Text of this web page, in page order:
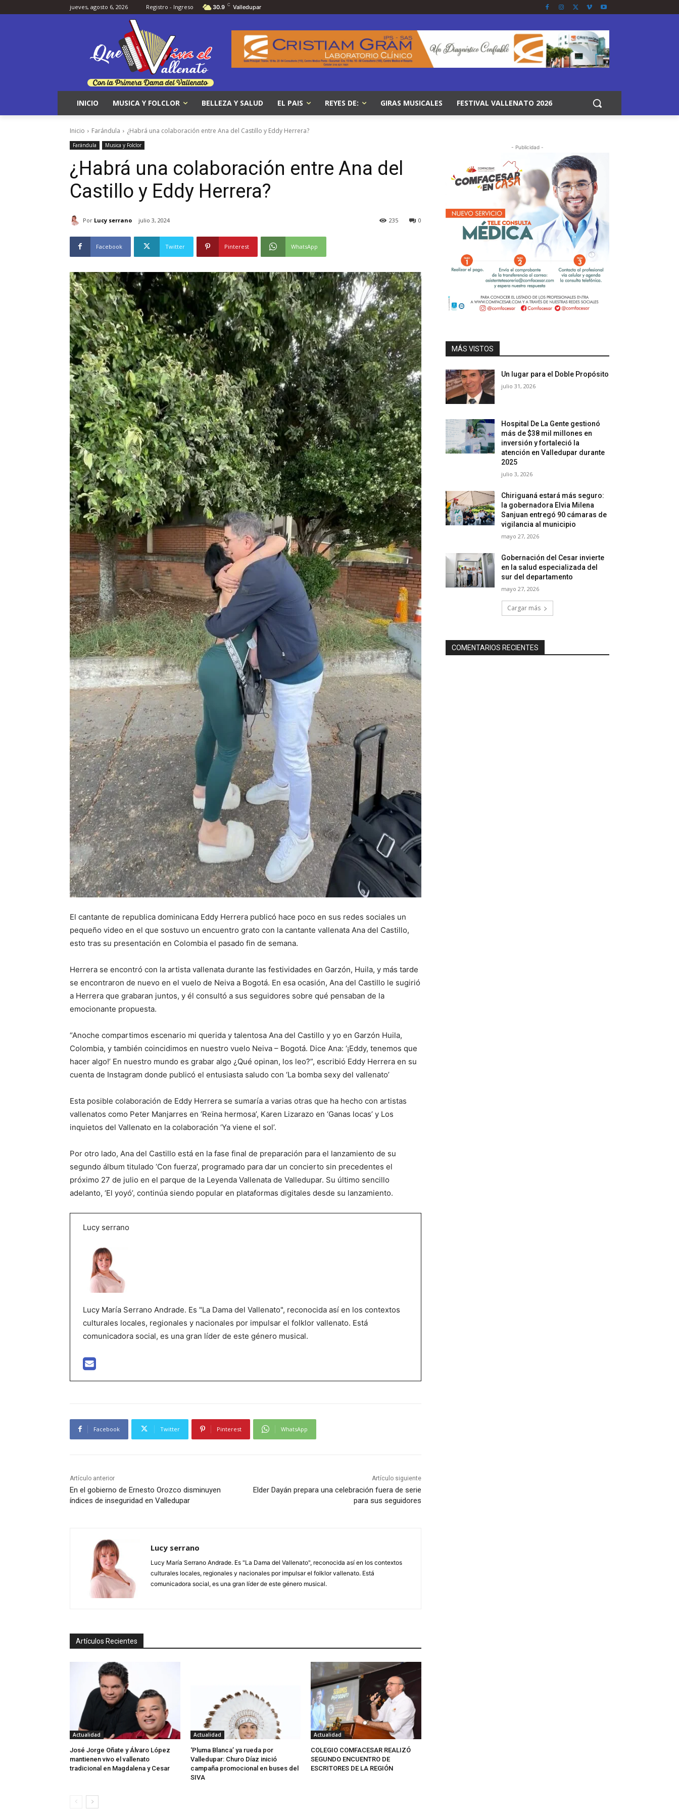
jueves, agosto 6, 2026 Registro - Ingreso 30.9 C Valledupar
INICIO MUSICA Y FOLCLOR BELLEZA Y SALUD EL PAIS REYES DE: GIRAS MUSICALES FESTIVAL VALLENATO 2026
Inicio Farándula ¿Habrá una colaboración entre Ana del Castillo y Eddy Herrera?
Farándula Musica y Folclor
¿Habrá una colaboración entre Ana del
Castillo y Eddy Herrera?
Por Lucy serrano julio 3, 2024 0
235
Facebook Twitter Pinterest WhatsApp
El cantante de republica dominicana Eddy Herrera publicó hace poco en sus redes sociales un
pequeño video en el que sostuvo un encuentro grato con la cantante vallenata Ana del Castillo,
esto tras su presentación en Colombia el pasado fin de semana.
Herrera se encontró con la artista vallenata durante las festividades en Garzón, Huila, y más tarde
se encontraron de nuevo en el vuelo de Neiva a Bogotá. En esa ocasión, Ana del Castillo le sugirió
a Herrera que grabaran juntos, y él consultó a sus seguidores sobre qué pensaban de la
emocionante propuesta.
“Anoche compartimos escenario mi querida y talentosa Ana del Castillo y yo en Garzón Huila,
Colombia, y también coincidimos en nuestro vuelo Neiva – Bogotá. Dice Ana: ‘¡Eddy, tenemos que
hacer algo!’ En nuestro mundo es grabar algo ¿Qué opinan, los leo?”, escribió Eddy Herrera en su
cuenta de Instagram donde publicó el entusiasta saludo con ‘La bomba sexy del vallenato’
Esta posible colaboración de Eddy Herrera se sumaría a varias otras que ha hecho con artistas
vallenatos como Peter Manjarres en ‘Reina hermosa’, Karen Lizarazo en ‘Ganas locas’ y Los
inquietos del Vallenato en la colaboración ‘Ya viene el sol’.
Por otro lado, Ana del Castillo está en la fase final de preparación para el lanzamiento de su
segundo álbum titulado ‘Con fuerza’, programado para dar un concierto sin precedentes el
próximo 27 de julio en el parque de la Leyenda Vallenata de Valledupar. Su último sencillo
adelanto, ‘El yoyó’, continúa siendo popular en plataformas digitales desde su lanzamiento.
Lucy serrano
Lucy María Serrano Andrade. Es "La Dama del Vallenato", reconocida así en los contextos
culturales locales, regionales y nacionales por impulsar el folklor vallenato. Está
comunicadora social, es una gran líder de este género musical.
Facebook Twitter Pinterest WhatsApp
Artículo anterior
En el gobierno de Ernesto Orozco disminuyen
índices de inseguridad en Valledupar
Artículo siguiente
Elder Dayán prepara una celebración fuera de serie
para sus seguidores
Lucy serrano
Lucy María Serrano Andrade. Es "La Dama del Vallenato", reconocida así en los contextos
culturales locales, regionales y nacionales por impulsar el folklor vallenato. Está
comunicadora social, es una gran líder de este género musical.
Artículos Recientes
Actualidad
José Jorge Oñate y Álvaro López
mantienen vivo el vallenato
tradicional en Magdalena y Cesar
Actualidad
‘Pluma Blanca’ ya rueda por
Valledupar: Churo Díaz inició
campaña promocional en buses del
SIVA
Actualidad
COLEGIO COMFACESAR REALIZÓ
SEGUNDO ENCUENTRO DE
ESCRITORES DE LA REGIÓN
- Publicidad -
MÁS VISTOS
Un lugar para el Doble Propósito
julio 31, 2026
Hospital De La Gente gestionó
más de $38 mil millones en
inversión y fortaleció la
atención en Valledupar durante
2025
julio 3, 2026
Chiriguaná estará más seguro:
la gobernadora Elvia Milena
Sanjuan entregó 90 cámaras de
vigilancia al municipio
mayo 27, 2026
Gobernación del Cesar invierte
en la salud especializada del
sur del departamento
mayo 27, 2026
Cargar más
COMENTARIOS RECIENTES